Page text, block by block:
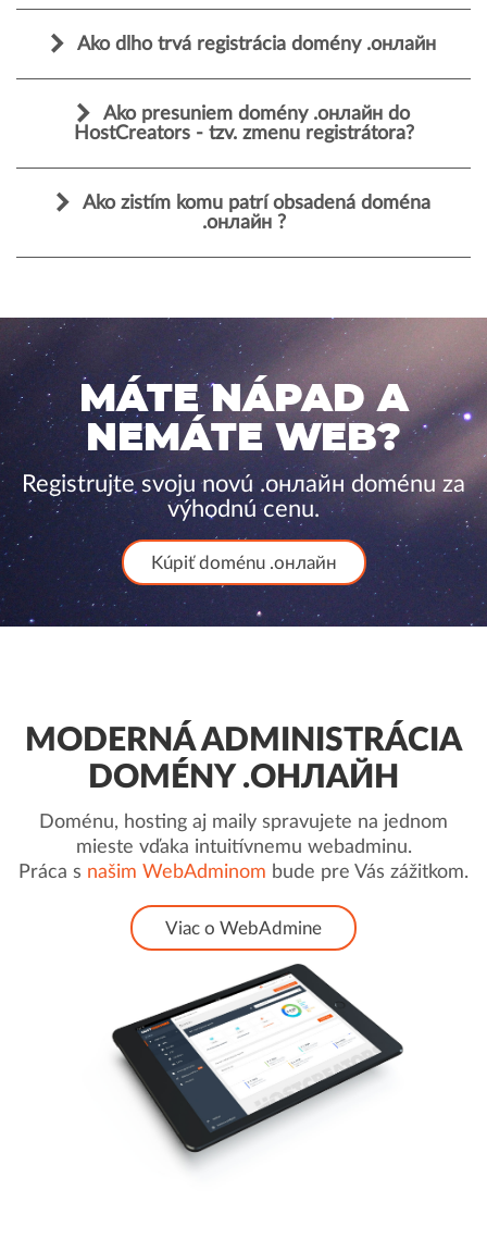
Ako dlho trvá registrácia domény .онлайн
Ako presuniem domény .онлайн do
HostCreators - tzv. zmenu registrátora?
Ako zistím komu patrí obsadená doména
.онлайн ?
MÁTE NÁPAD A
NEMÁTE WEB?
Registrujte svoju novú .онлайн doménu za
výhodnú cenu.
Kúpiť doménu .онлайн
MODERNÁ ADMINISTRÁCIA
DOMÉNY .ОНЛАЙН
Doménu, hosting aj maily spravujete na jednom
mieste vďaka intuitívnemu webadminu.
Práca s našim WebAdminom bude pre Vás zážitkom.
Viac o WebAdmine